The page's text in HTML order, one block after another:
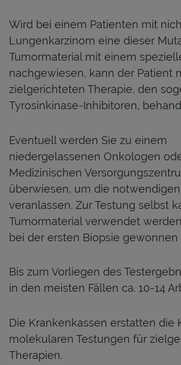
Wird bei einem Patienten mit
Lungenkarzinom eine dieser
Tumormaterial mit einem
nachgewiesen, kann der Patient
zielgerichteten Therapie, den
Tyrosinkinase-Inhibitoren,
Eventuell werden Sie zu einem
niedergelassenen Onkologen
Medizinischen
überwiesen, um die
veranlassen. Zur Testung selbst
Tumormaterial verwendet
bei der ersten Biopsie gewonnen
Bis zum Vorliegen des
in den meisten Fällen ca. 10-14
Die Krankenkassen erstatten die
molekularen Testungen für
Therapien.